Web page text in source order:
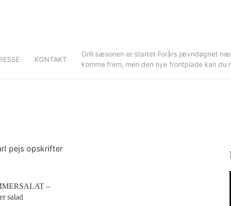
KONTAKT
Grill sæsonen er startet Forårs jævndøgnet
komme frem, men den nye frontplade kan du
–
salad